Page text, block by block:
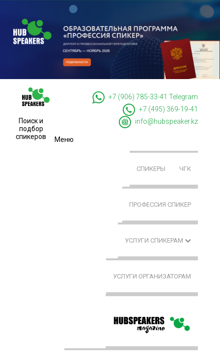
Поиск и
подбор
спикеров
+7 (906) 785-33-41
Telegram
+7 (495) 369-19-41
info@hubspeaker.kz
Меню
СПИКЕРЫ ЧГК
ПРОФЕССИЯ СПИКЕР
УСЛУГИ СПИКЕРАМ
УСЛУГИ ОРГАНИЗАТОРАМ